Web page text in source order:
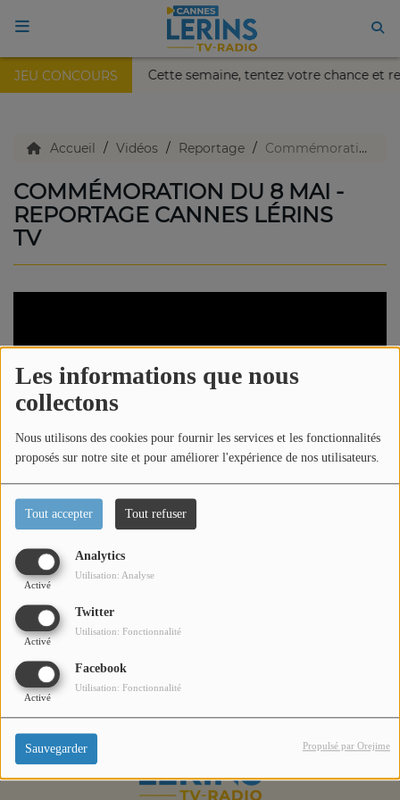
Les informations que nous
collectons
Nous utilisons des cookies pour fournir les services et les fonctionnalités
proposés sur notre site et pour améliorer l'expérience de nos utilisateurs.
Tout accepter Tout refuser
Analytics
Activé
Utilisation: Analyse
Twitter
Activé
Utilisation: Fonctionnalité
Facebook
Activé
Utilisation: Fonctionnalité
Sauvegarder Propulsé par Orejime
JEU CONCOURS
de Nice ! Cette semaine, tentez votre chance
TV en direct
Replay TV
Emissions TV
Diffusions
Jeu concours
Contactez-nous
Accueil Vidéos Reportage Commémoration du 8 mai - Reportage Cannes Lérins TV
COMMÉMORATION DU 8 MAI -
REPORTAGE CANNES LÉRINS
TV
Retour en images sur la commémoration du 8 mai à
Mandelieu.